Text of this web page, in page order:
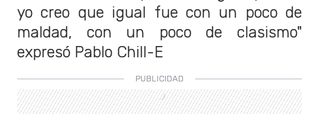
yo creo que igual fue con un poco de
maldad, con un poco de clasismo"
expresó Pablo Chill-E